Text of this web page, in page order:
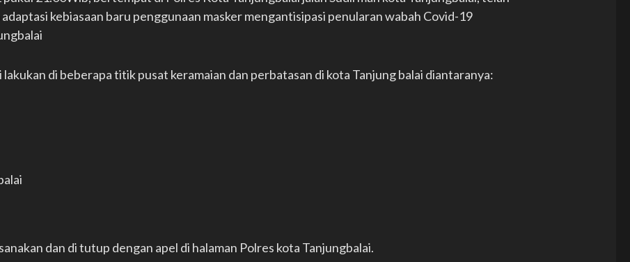
kebiasaan baru penggunaan masker mengantisipasi penularan wabah Covid-19
di beberapa titik pusat keramaian dan perbatasan di kota Tanjung balai diantaranya:
dan di tutup dengan apel di halaman Polres kota Tanjungbalai.